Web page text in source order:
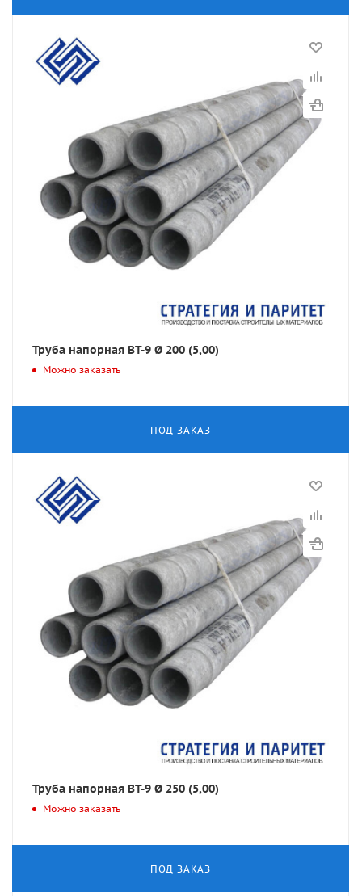
Труба напорная ВТ-9 Ø 200 (5,00)
Можно заказать
ПОД ЗАКАЗ
Труба напорная ВТ-9 Ø 250 (5,00)
Можно заказать
ПОД ЗАКАЗ